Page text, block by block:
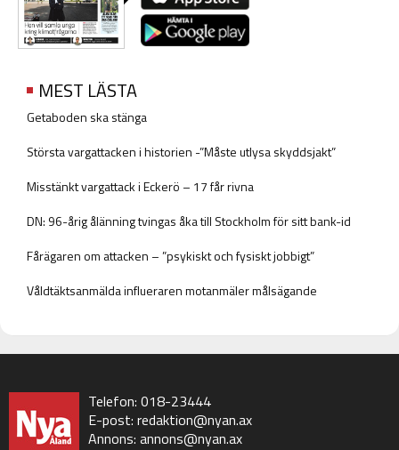
MEST LÄSTA
Getaboden ska stänga
Största vargattacken i historien -”Måste utlysa skyddsjakt”
Misstänkt vargattack i Eckerö – 17 får rivna
DN: 96-årig ålänning tvingas åka till Stockholm för sitt bank-id
Fårägaren om attacken – ”psykiskt och fysiskt jobbigt”
Våldtäktsanmälda influeraren motanmäler målsägande
Telefon: 018-23444
E-post: redaktion@nyan.ax
Annons: annons@nyan.ax